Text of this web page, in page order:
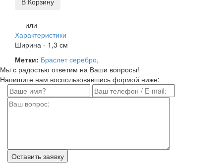
- или -
Характеристики
Ширина - 1,3 см
Метки: Браслет серебро,
Мы с радостью ответим на Ваши вопросы!
Напишите нам воспользовавшись формой ниже: